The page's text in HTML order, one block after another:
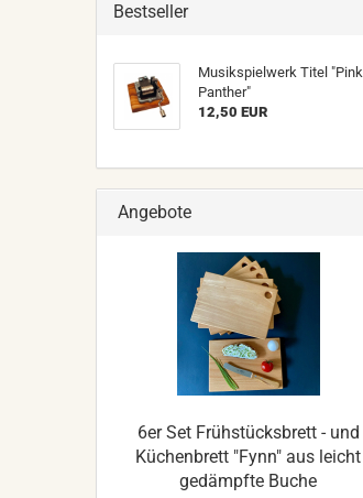
Bestseller
Musikspielwerk Titel "Pink
Panther"
12,50 EUR
Angebote
6er Set Frühstücksbrett - und
Küchenbrett "Fynn" aus leicht
gedämpfte Buche